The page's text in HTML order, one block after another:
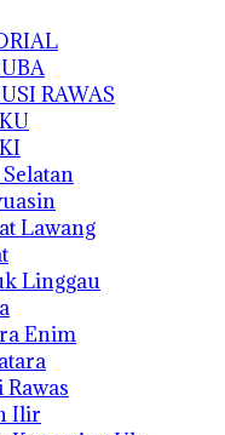
RAWAS
Lawang
Linggau
Enim
Ilir